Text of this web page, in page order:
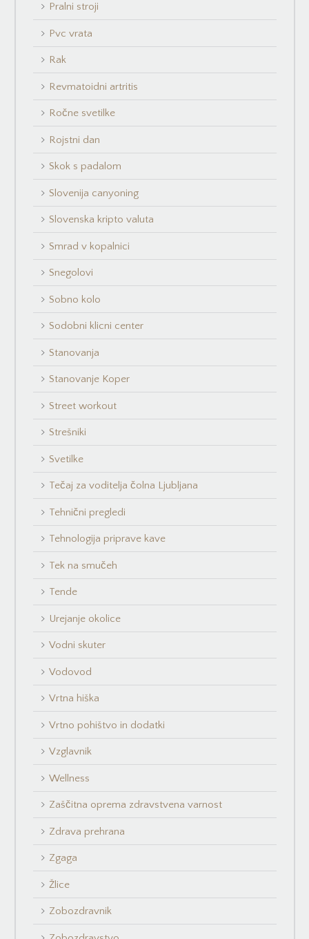
Pralni stroji
Pvc vrata
Rak
Revmatoidni artritis
Ročne svetilke
Rojstni dan
Skok s padalom
Slovenija canyoning
Slovenska kripto valuta
Smrad v kopalnici
Snegolovi
Sobno kolo
Sodobni klicni center
Stanovanja
Stanovanje Koper
Street workout
Strešniki
Svetilke
Tečaj za voditelja čolna Ljubljana
Tehnični pregledi
Tehnologija priprave kave
Tek na smučeh
Tende
Urejanje okolice
Vodni skuter
Vodovod
Vrtna hiška
Vrtno pohištvo in dodatki
Vzglavnik
Wellness
Zaščitna oprema zdravstvena varnost
Zdrava prehrana
Zgaga
Žlice
Zobozdravnik